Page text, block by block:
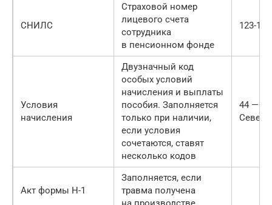
СНИЛС
Страховой номер
лицевого счета
сотрудника
в пенсионном фонде
123-
Условия
начисления
Двузначный код
особых условий
начисления и выплаты
пособия. Заполняется
только при наличии,
если условия
сочетаются, ставят
несколько кодов
44 —
Севера
Акт формы Н-1
Заполняется, если
травма получена